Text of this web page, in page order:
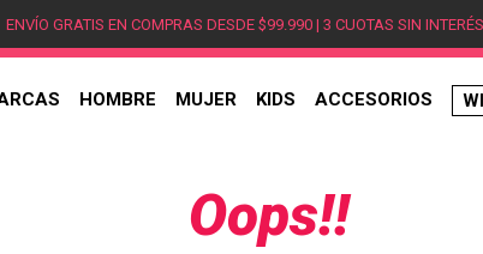
ENVÍO GRATIS EN COMPRAS DESDE $99.990 | 3 CUOTAS SIN
HOMBRE MUJER KIDS ACCESORIOS
Oops!!
2
jordan